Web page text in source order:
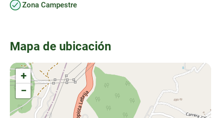
Zona Campestre
Mapa de ubicación
+
−